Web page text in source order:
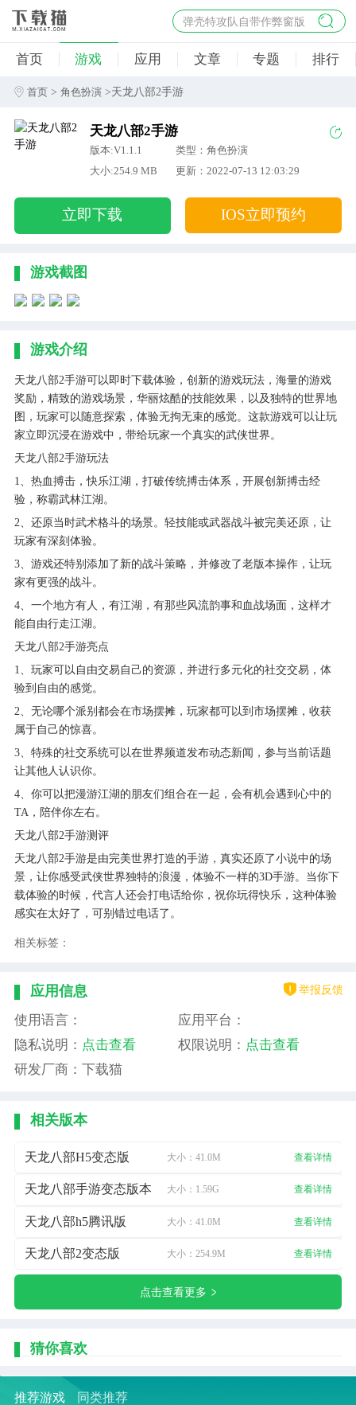
弹壳特攻队自带作弊窗版
杀手47行动
地狱幸存者破解版
首页 游戏 应用 文章 专题 排行
首页 >角色扮演 >天龙八部2手游
天龙八部2手游
版本:V1.1.1
类型：角色扮演
大小:254.9 MB
更新：2022-07-13 12:03:29
立即下载 IOS立即预约
游戏截图
游戏介绍
天龙八部2手游可以即时下载体验，创新的游戏玩法，海量的游戏
奖励，精致的游戏场景，华丽炫酷的技能效果，以及独特的世界地
图，玩家可以随意探索，体验无拘无束的感觉。这款游戏可以让玩
家立即沉浸在游戏中，带给玩家一个真实的武侠世界。
天龙八部2手游玩法
1、热血搏击，快乐江湖，打破传统搏击体系，开展创新搏击经
验，称霸武林江湖。
2、还原当时武术格斗的场景。轻技能或武器战斗被完美还原，让
玩家有深刻体验。
3、游戏还特别添加了新的战斗策略，并修改了老版本操作，让玩
家有更强的战斗。
4、一个地方有人，有江湖，有那些风流韵事和血战场面，这样才
能自由行走江湖。
天龙八部2手游亮点
1、玩家可以自由交易自己的资源，并进行多元化的社交交易，体
验到自由的感觉。
2、无论哪个派别都会在市场摆摊，玩家都可以到市场摆摊，收获
属于自己的惊喜。
3、特殊的社交系统可以在世界频道发布动态新闻，参与当前话题
让其他人认识你。
4、你可以把漫游江湖的朋友们组合在一起，会有机会遇到心中的
TA，陪伴你左右。
天龙八部2手游测评
天龙八部2手游是由完美世界打造的手游，真实还原了小说中的场
景，让你感受武侠世界独特的浪漫，体验不一样的3D手游。当你下
载体验的时候，代言人还会打电话给你，祝你玩得快乐，这种体验
感实在太好了，可别错过电话了。
相关标签：
应用信息 举报反馈
使用语言：
应用平台：
隐私说明： 点击查看 权限说明： 点击查看
研发厂商：下载猫
相关版本
天龙八部H5变态版 大小：41.0M 查看详情
天龙八部手游变态版本 大小：1.59G 查看详情
天龙八部h5腾讯版 大小：41.0M 查看详情
天龙八部2变态版 大小：254.9M 查看详情
点击查看更多
猜你喜欢
推荐游戏 同类推荐